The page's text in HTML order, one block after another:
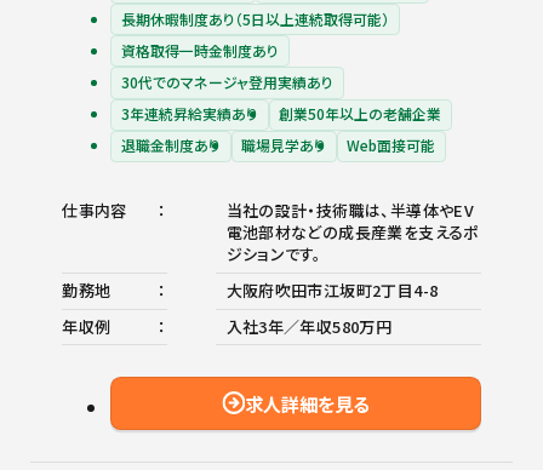
長期休暇制度あり（5日以上連続取得可能）
資格取得一時金制度あり
30代でのマネージャ登用実績あり
3年連続昇給実績あり
創業50年以上の老舗企業
退職金制度あり
職場見学あり Web面接可能
仕事内容
当社の設計・技術職は、半導体やEV
電池部材などの成長産業を支えるポ
ジションです。
勤務地
大阪府吹田市江坂町2丁目4-8
年収例
入社3年／年収580万円
求人詳細を見る